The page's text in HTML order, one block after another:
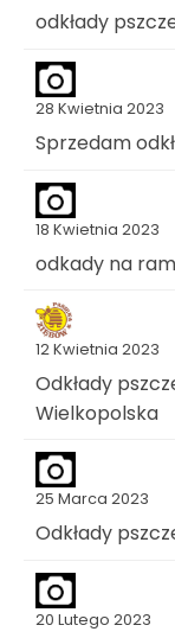
odkłady
28 Kwietnia 2023
Sprzedam
18 Kwietnia 2023
odkady na
12 Kwietnia 2023
Odkłady
Wielkopolska
25 Marca 2023
Odkłady
20 Lutego 2023